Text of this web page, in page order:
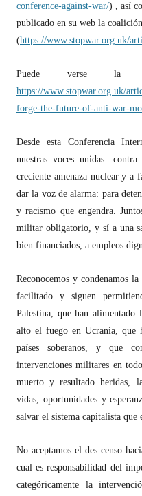
conference-against-war/) , así
publicado en su web la
(https://www.stopwar.org.uk/
Puede verse la
https://www.stopwar.org.uk/
forge-the-future-of-anti-war-
Desde esta Conferencia
nuestras voces unidas:
creciente amenaza nuclear y a
dar la voz de alarma: para
y racismo que engendra.
militar obligatorio, y sí a una
bien financiados, a empleos
Reconocemos y condenamos
facilitado y siguen
Palestina, que han alimentado
alto el fuego en Ucrania, que
países soberanos, y que
intervenciones militares en
muerto y resultado heridas,
vidas, oportunidades y
salvar el sistema capitalista que
No aceptamos el des censo
cual es responsabilidad del
categóricamente la